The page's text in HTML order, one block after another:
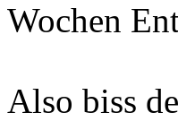
Wochen
Also biss